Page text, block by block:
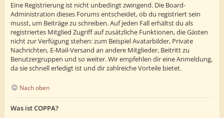
Eine Registrierung ist nicht unbedingt zwingend. Die Board-
Administration dieses Forums entscheidet, ob du registriert sein
musst, um Beiträge zu schreiben. Auf jeden Fall erhältst du als
registriertes Mitglied Zugriff auf zusätzliche Funktionen, die Gästen
nicht zur Verfügung stehen: zum Beispiel Avatarbilder, Private
Nachrichten, E-Mail-Versand an andere Mitglieder, Beitritt zu
Benutzergruppen und so weiter. Wir empfehlen dir eine Anmeldung,
da sie schnell erledigt ist und dir zahlreiche Vorteile bietet.
Nach oben
Was ist COPPA?